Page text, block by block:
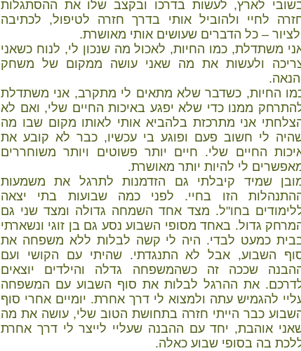
לארץ, לעשות בדרכו ובקצב שלו את ההסתגלות
לחיי ולהוביל אותי בדרך חזרה לטיפול, לכתיבה
– כל הדברים שעושים אותי מאושרת.
משתדלת, כמו החיות, לאכול מה שנכון לי, לנוח כשאני
ולעשות את מה שאני עושה ממקום של משחק
החיות, כשדבר שלא מתאים לי מתקרב, אני משתדלת
ממנו כדי שלא יפגע באיכות החיים שלי, ואם לא
אני מתרכזת בלהביא אותי לאותו מקום שבו מה
לי חשוב פעם ופוגע בי עכשיו, כבר לא קובע את
החיים שלי. חיים יותר פשוטים ויותר משוחררים
לי להיות יותר מאושרת.
שמיד קיבלתי גם הזדמנות לתרגל את משמעות
הזו בחיי. לפני כמה שבועות בתי יצאה
בחו"ל. מצד אחד השמחה גדולה ומצד שני גם
גדול. באחד מסופי השבוע נסע גם בן זוגי ונשארתי
כמעט לבדי. היה לי קשה לבלות ללא משפחה את
השבוע, אבל לא התנגדתי. שהיתי עם הקושי ועם
שככה זה כשהמשפחה גדלה והילדים יוצאים
את ההרגל לבלות את סוף השבוע עם המשפחה
להגמיש עתה ולמצוא לי דרך אחרת. יומיים אחרי סוף
כבר הייתי חזרה בתחושת הטוב שלי, עושה את מה
אוהבת, יחד עם ההבנה שעליי לייצר לי דרך אחרת
בה בסופי שבוע כאלה.